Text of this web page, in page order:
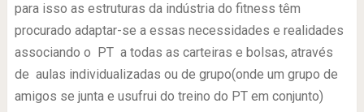
para isso as estruturas da indústria do fitness têm
procurado adaptar-se a essas necessidades e realidades
associando o PT a todas as carteiras e bolsas, através
de aulas individualizadas ou de grupo(onde um grupo de
amigos se junta e usufrui do treino do PT em conjunto)